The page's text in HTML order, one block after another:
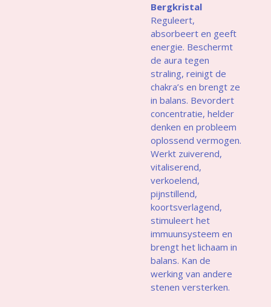
Bergkristal
Reguleert,
absorbeert en geeft
energie. Beschermt
de aura tegen
straling, reinigt de
chakra’s en brengt ze
in balans. Bevordert
concentratie, helder
denken en probleem
oplossend vermogen.
Werkt zuiverend,
vitaliserend,
verkoelend,
pijnstillend,
koortsverlagend,
stimuleert het
immuunsysteem en
brengt het lichaam in
balans. Kan de
werking van andere
stenen versterken.